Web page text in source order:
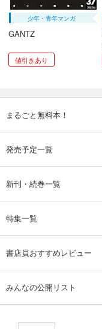
少年・青年マンガ
GANTZ
値引きあり
まるごと無料本！
発売予定一覧
新刊・続巻一覧
特集一覧
書店員おすすめレビュー
みんなの公開リスト